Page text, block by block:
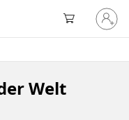
Bei
Ihrem
Konto
Welt